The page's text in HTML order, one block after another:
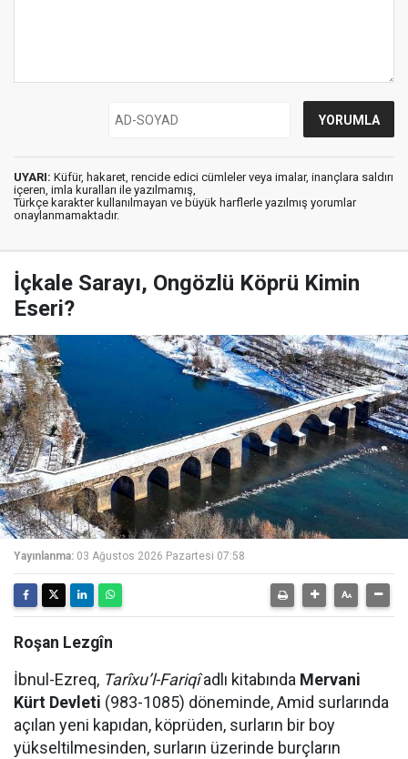
UYARI: Küfür, hakaret, rencide edici cümleler veya imalar, inançlara saldırı
içeren, imla kuralları ile yazılmamış,
Türkçe karakter kullanılmayan ve büyük harflerle yazılmış yorumlar
onaylanmamaktadır.
İçkale Sarayı, Ongözlü Köprü Kimin
Eseri?
Yayınlanma: 03 Ağustos 2026 Pazartesi 07:58
Roşan Lezgîn
İbnul-Ezreq, Tarîxu’l-Fariqîadlı kitabında Mervani
Kürt Devleti (983-1085) döneminde, Amid surlarında
açılan yeni kapıdan, köprüden, surların bir boy
yükseltilmesinden, surların üzerinde burçların